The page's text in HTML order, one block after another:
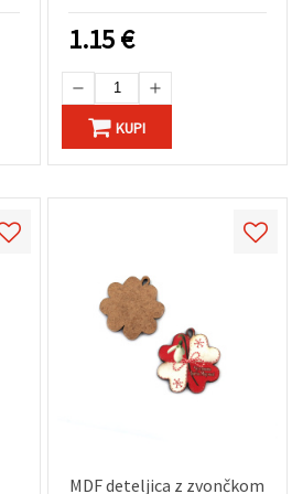
1.15€
KUPI
MDF deteljica z zvončkom